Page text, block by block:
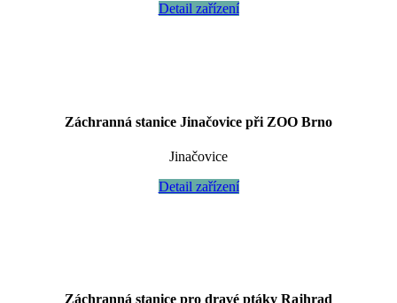
Detail zařízení
Záchranná stanice Jinačovice při ZOO Brno
Jinačovice
Detail zařízení
Záchranná stanice pro dravé ptáky Rajhrad